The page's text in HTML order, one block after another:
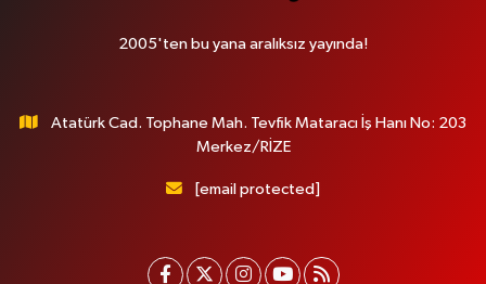
2005'ten bu yana aralıksız yayında!
Atatürk Cad. Tophane Mah. Tevfik Mataracı İş Hanı No: 203
Merkez/RİZE
[email protected]